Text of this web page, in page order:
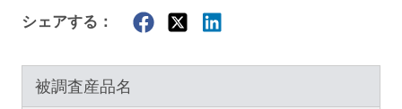
シェアする：
被調査産品名